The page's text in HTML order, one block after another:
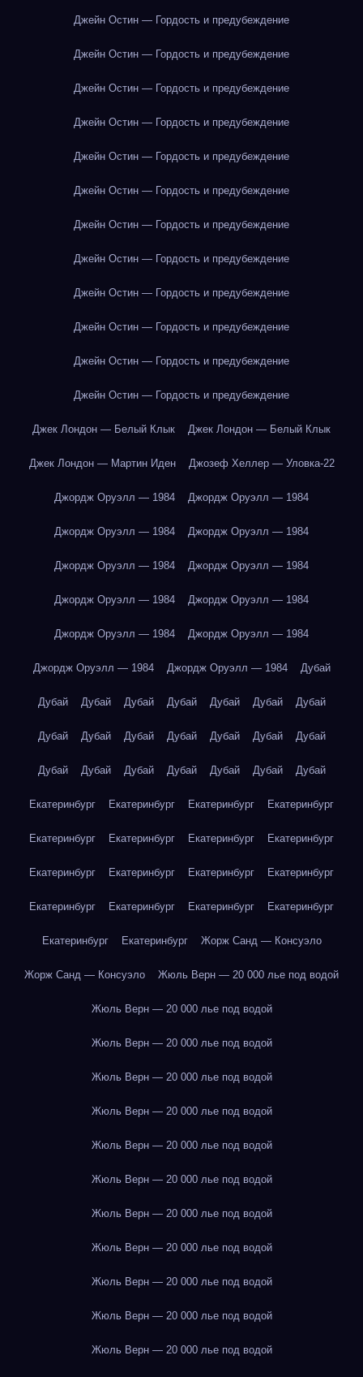
Джейн Остин — Гордость и предубеждение
Джейн Остин — Гордость и предубеждение
Джейн Остин — Гордость и предубеждение
Джейн Остин — Гордость и предубеждение
Джейн Остин — Гордость и предубеждение
Джейн Остин — Гордость и предубеждение
Джейн Остин — Гордость и предубеждение
Джейн Остин — Гордость и предубеждение
Джейн Остин — Гордость и предубеждение
Джейн Остин — Гордость и предубеждение
Джейн Остин — Гордость и предубеждение
Джейн Остин — Гордость и предубеждение
Джек Лондон — Белый Клык Джек Лондон — Белый Клык
Джек Лондон — Мартин Иден Джозеф Хеллер — Уловка-22
Джордж Оруэлл — 1984 Джордж Оруэлл — 1984
Джордж Оруэлл — 1984 Джордж Оруэлл — 1984
Джордж Оруэлл — 1984 Джордж Оруэлл — 1984
Джордж Оруэлл — 1984 Джордж Оруэлл — 1984
Джордж Оруэлл — 1984 Джордж Оруэлл — 1984
Джордж Оруэлл — 1984 Джордж Оруэлл — 1984 Дубай
Дубай Дубай Дубай Дубай Дубай Дубай Дубай
Дубай Дубай Дубай Дубай Дубай Дубай Дубай
Дубай Дубай Дубай Дубай Дубай Дубай Дубай
Екатеринбург Екатеринбург Екатеринбург Екатеринбург
Екатеринбург Екатеринбург Екатеринбург Екатеринбург
Екатеринбург Екатеринбург Екатеринбург Екатеринбург
Екатеринбург Екатеринбург Екатеринбург Екатеринбург
Екатеринбург Екатеринбург Жорж Санд — Консуэло
Жорж Санд — Консуэло Жюль Верн — 20 000 лье под водой
Жюль Верн — 20 000 лье под водой
Жюль Верн — 20 000 лье под водой
Жюль Верн — 20 000 лье под водой
Жюль Верн — 20 000 лье под водой
Жюль Верн — 20 000 лье под водой
Жюль Верн — 20 000 лье под водой
Жюль Верн — 20 000 лье под водой
Жюль Верн — 20 000 лье под водой
Жюль Верн — 20 000 лье под водой
Жюль Верн — 20 000 лье под водой
Жюль Верн — 20 000 лье под водой